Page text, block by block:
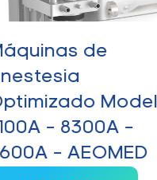
de
Modelo
8300A –
AEOMED